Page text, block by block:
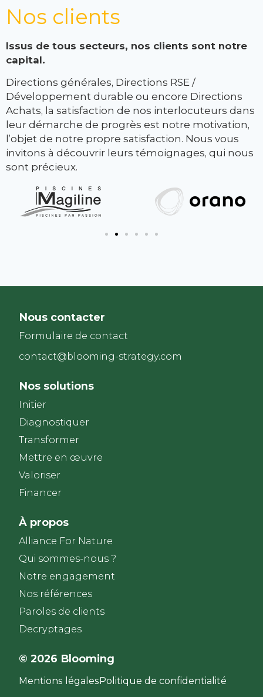
Nos clients
Issus de tous secteurs, nos clients sont notre
capital.
Directions générales, Directions RSE /
Développement durable ou encore Directions
Achats, la satisfaction de nos interlocuteurs dans
leur démarche de progrès est notre motivation,
l’objet de notre propre satisfaction. Nous vous
invitons à découvrir leurs témoignages, qui nous
sont précieux.
Nous contacter
Formulaire de contact
contact@blooming-strategy.com
Nos solutions
Initier
Diagnostiquer
Transformer
Mettre en œuvre
Valoriser
Financer
À propos
Alliance For Nature
Qui sommes-nous ?
Notre engagement
Nos références
Paroles de clients​
Decryptages
© 2026 Blooming
Mentions légalesPolitique de confidentialité